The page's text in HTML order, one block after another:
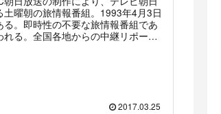
曜朝の旅情報番組。1993年4月3日
。即時性の不要な旅情報番組であ
る。全国各地からの中継リポート
く入れ替えが行われており、残留す
2017.03.25